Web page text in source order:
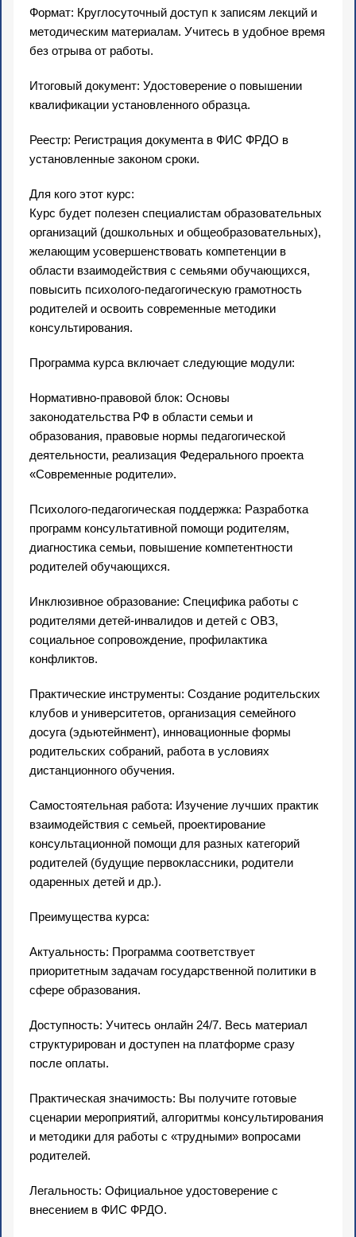
Формат: Круглосуточный доступ к записям лекций и
методическим материалам. Учитесь в удобное время
без отрыва от работы.
Итоговый документ: Удостоверение о повышении
квалификации установленного образца.
Реестр: Регистрация документа в ФИС ФРДО в
установленные законом сроки.
Для кого этот курс:
Курс будет полезен специалистам образовательных
организаций (дошкольных и общеобразовательных),
желающим усовершенствовать компетенции в
области взаимодействия с семьями обучающихся,
повысить психолого-педагогическую грамотность
родителей и освоить современные методики
консультирования.
Программа курса включает следующие модули:
Нормативно-правовой блок: Основы
законодательства РФ в области семьи и
образования, правовые нормы педагогической
деятельности, реализация Федерального проекта
«Современные родители».
Психолого-педагогическая поддержка: Разработка
программ консультативной помощи родителям,
диагностика семьи, повышение компетентности
родителей обучающихся.
Инклюзивное образование: Специфика работы с
родителями детей-инвалидов и детей с ОВЗ,
социальное сопровождение, профилактика
конфликтов.
Практические инструменты: Создание родительских
клубов и университетов, организация семейного
досуга (эдьютейнмент), инновационные формы
родительских собраний, работа в условиях
дистанционного обучения.
Самостоятельная работа: Изучение лучших практик
взаимодействия с семьей, проектирование
консультационной помощи для разных категорий
родителей (будущие первоклассники, родители
одаренных детей и др.).
Преимущества курса:
Актуальность: Программа соответствует
приоритетным задачам государственной политики в
сфере образования.
Доступность: Учитесь онлайн 24/7. Весь материал
структурирован и доступен на платформе сразу
после оплаты.
Практическая значимость: Вы получите готовые
сценарии мероприятий, алгоритмы консультирования
и методики для работы с «трудными» вопросами
родителей.
Легальность: Официальное удостоверение с
внесением в ФИС ФРДО.